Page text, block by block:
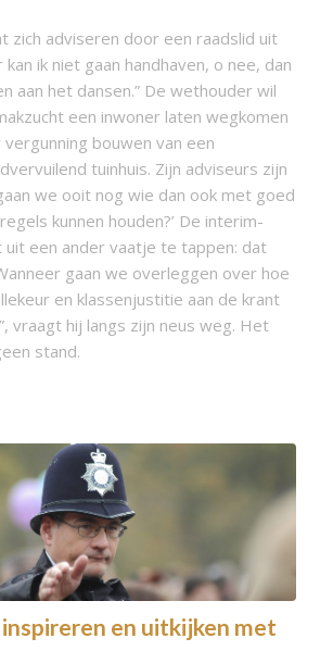
zich adviseren door een raadslid uit
kan ik niet gaan handhaven, o nee, dan
aan het dansen.” De wethouder wil
een inwoner laten wegkomen
bouwen van een
tuinhuis. Zijn adviseurs zijn
we ooit nog wie dan ook met goed
kunnen houden?’ De interim-
uit een ander vaatje te tappen: dat
gaan we overleggen over hoe
en klassenjustitie aan de krant
vraagt hij langs zijn neus weg. Het
stand.
en uitkijken met